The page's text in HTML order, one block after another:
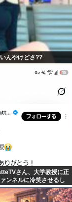
んやけどさ??
さん、大学教授に正
ンネルに冷笑させるし